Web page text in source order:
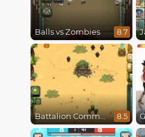
Balls vs Zombies 8.7
Battalion Commander 8.5